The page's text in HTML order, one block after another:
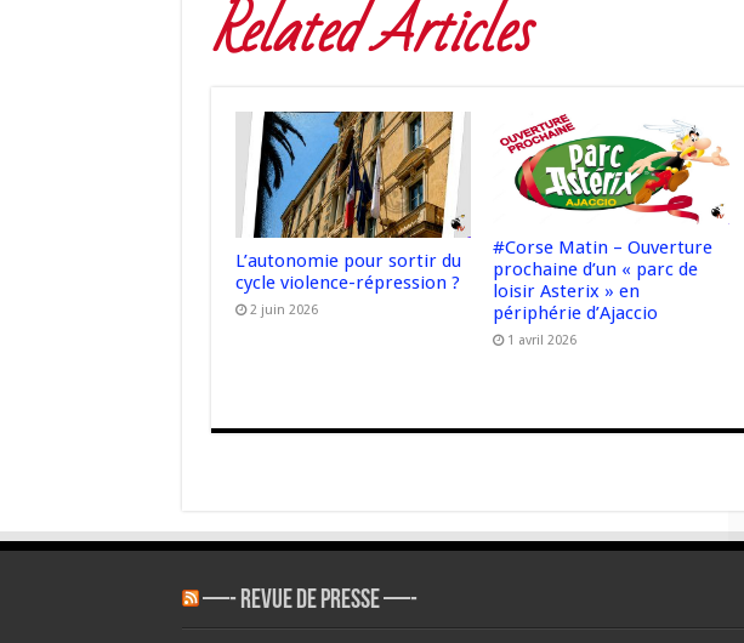
Related Articles
L’autonomie pour sortir du
cycle violence-répression ?
2 juin 2026
#Corse Matin – Ouverture
prochaine d’un « parc de
loisir Asterix » en
périphérie d’Ajaccio
1 avril 2026
—- REVUE DE PRESSE —-